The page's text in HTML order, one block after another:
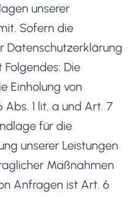
unserer
Sofern die
Datenschutzerklärung
Die
Einholung von
1 lit. a und Art. 7
für die
unserer Leistungen
Maßnahmen
Anfragen ist Art. 6